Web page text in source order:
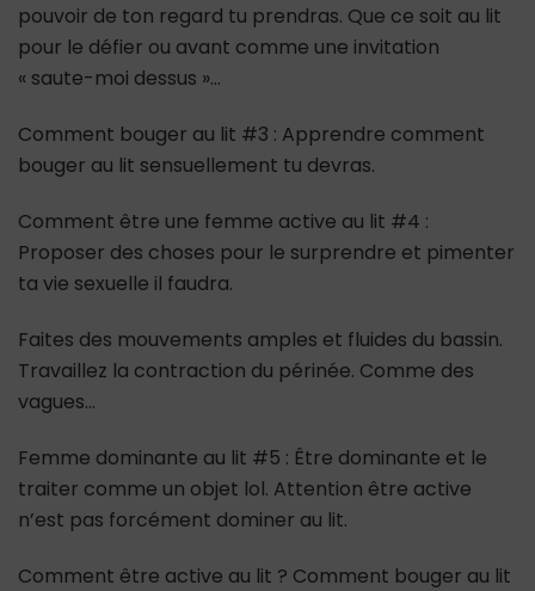
pouvoir de ton regard tu prendras. Que ce soit au lit
pour le défier ou avant comme une invitation
« saute-moi dessus »…
Comment bouger au lit #3 : Apprendre comment
bouger au lit sensuellement tu devras.
Comment être une femme active au lit #4 :
Proposer des choses pour le surprendre et pimenter
ta vie sexuelle il faudra.
Faites des mouvements amples et fluides du bassin.
Travaillez la contraction du périnée. Comme des
vagues…
Femme dominante au lit #5 : Être dominante et le
traiter comme un objet lol. Attention être active
n’est pas forcément dominer au lit.
Comment être active au lit ? Comment bouger au lit